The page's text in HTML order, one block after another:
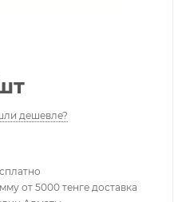
дешевле?
от 5000 тенге доставка